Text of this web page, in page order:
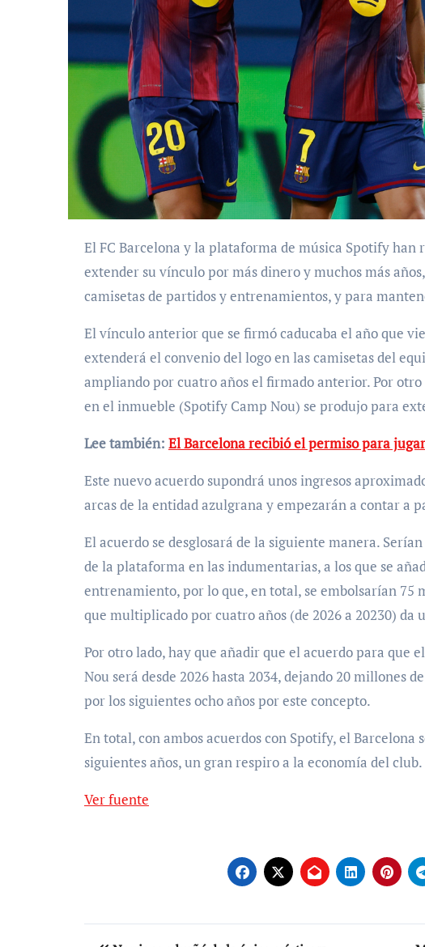
El FC Barcelona y la plataforma de música Spotify han renovado su acuerdo millonario para
extender su vínculo por más dinero y muchos más
camisetas de partidos y entrenamientos, y para
El vínculo anterior que se firmó caducaba el año que
extenderá el convenio del logo en las camisetas del
ampliando por cuatro años el firmado anterior. Por
en el inmueble (Spotify Camp Nou) se produjo para
Lee también: El Barcelona recibió el permiso para
Este nuevo acuerdo supondrá unos ingresos
arcas de la entidad azulgrana y empezarán a contar a
El acuerdo se desglosará de la siguiente manera.
de la plataforma en las indumentarias, a los que se
entrenamiento, por lo que, en total, se embolsarían 75
que multiplicado por cuatro años (de 2026 a 20230)
Por otro lado, hay que añadir que el acuerdo para que
Nou será desde 2026 hasta 2034, dejando 20 millones
por los siguientes ocho años por este concepto.
En total, con ambos acuerdos con Spotify, el Barcelona
siguientes años, un gran respiro a la economía del club.
Ver fuente
Navegación